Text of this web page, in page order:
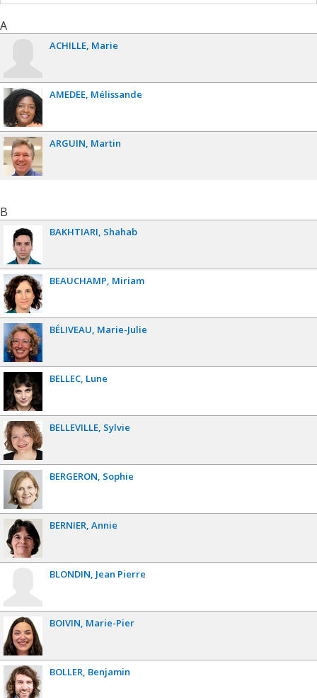
A
ACHILLE Marie
AMEDEE Mélissande
ARGUIN Martin
B
BAKHTIARI Shahab
BEAUCHAMP Miriam
BÉLIVEAU Marie-Julie
BELLEC Lune
BELLEVILLE Sylvie
BERGERON Sophie
BERNIER Annie
BLONDIN Jean Pierre
BOIVIN Marie-Pier
BOLLER Benjamin